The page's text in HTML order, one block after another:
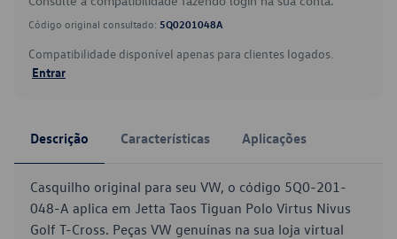
Código original consultado: 5Q0201048A
Compatibilidade disponível apenas para clientes logados.
Entrar
Descrição Características Aplicações
Casquilho original para seu VW, o código 5Q0-201-
048-A aplica em Jetta Taos Tiguan Polo Virtus Nivus
Golf T-Cross. Peças VW genuínas na sua loja virtual